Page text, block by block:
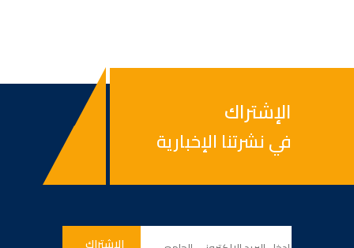
الإشتراك
في نشرتنا الإخبارية